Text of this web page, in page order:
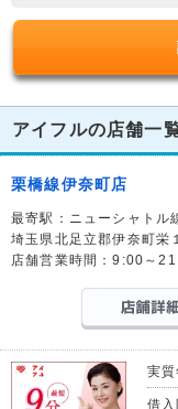
アイフルの店舗一
栗橋線伊奈町店
最寄駅：ニューシャトル
埼玉県北足立郡伊奈町栄
店舗営業時間：9:00～
実質
借